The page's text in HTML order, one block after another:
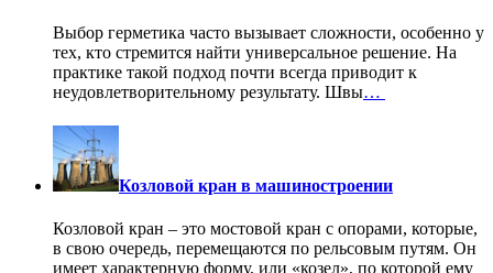
Выбор герметика часто вызывает сложности, особенно у
тех, кто стремится найти универсальное решение. На
практике такой подход почти всегда приводит к
неудовлетворительному результату. Швы…
Козловой кран в машиностроении
Козловой кран – это мостовой кран с опорами, которые,
в свою очередь, перемещаются по рельсовым путям. Он
имеет характерную форму, или «козел», по которой ему